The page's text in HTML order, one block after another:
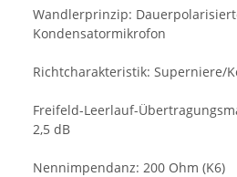
Wandlerprinzip:
Kondensatormikrofon
Richtcharakteristik: Superniere/
Freifeld-Leerlauf-
2,5 dB
Nennimpendanz: 200 Ohm (K6)